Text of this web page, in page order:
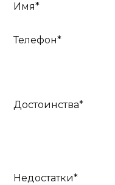
Имя*
Телефон*
Достоинства*
Недостатки*